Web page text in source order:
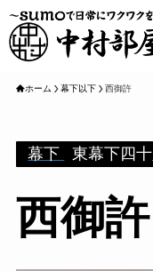
ホーム 幕下以下 西御許
幕下 東幕下四
西御許